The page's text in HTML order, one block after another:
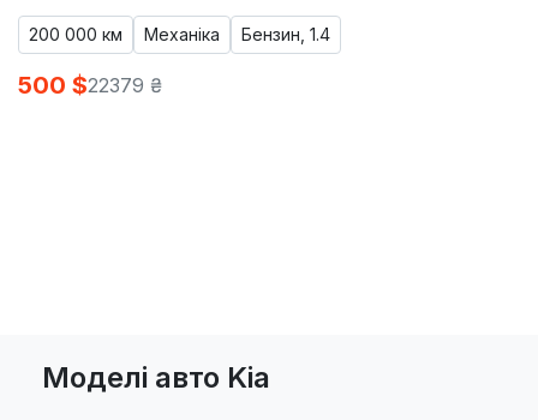
200 000 км Механіка Бензин, 1.4
500 $22379 ₴
Моделі авто Kia